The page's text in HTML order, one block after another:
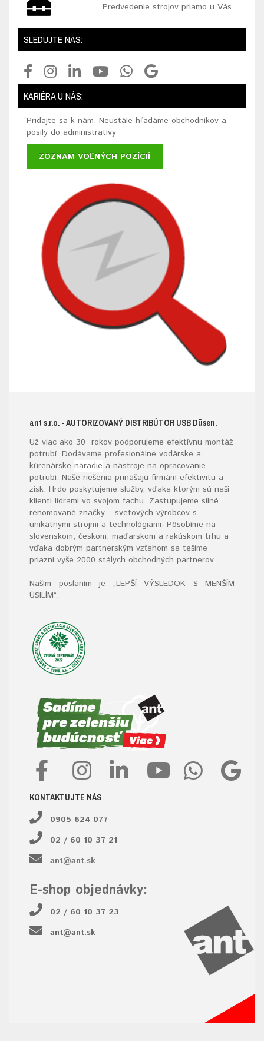
Predvedenie strojov priamo u Vás
SLEDUJTE NÁS:
KARIÉRA U NÁS:
Pridajte sa k nám. Neustále hľadáme obchodníkov a
posily do administratívy
ZOZNAM VOĽNÝCH POZÍCIÍ
ant s.r.o. - AUTORIZOVANÝ DISTRIBÚTOR USB Düsen.
Už viac ako 30 rokov podporujeme efektívnu montáž
potrubí. Dodávame profesionálne vodárske a
kúrenárske náradie a nástroje na opracovanie
potrubí. Naše riešenia prinášajú firmám efektivitu a
zisk. Hrdo poskytujeme služby, vďaka ktorým sú naši
klienti lídrami vo svojom fachu. Zastupujeme silné
renomované značky – svetových výrobcov s
unikátnymi strojmi a technológiami. Pôsobíme na
slovenskom, českom, maďarskom a rakúskom trhu a
vďaka dobrým partnerským vzťahom sa tešíme
priazni vyše 2000 stálych obchodných partnerov.
Naším poslaním je „LEPŠÍ VÝSLEDOK S MENŠÍM
ÚSILÍM“.
KONTAKTUJTE NÁS
0905 624 077
02 / 60 10 37 21
ant@ant.sk
E-shop objednávky:
02 / 60 10 37 23
ant@ant.sk